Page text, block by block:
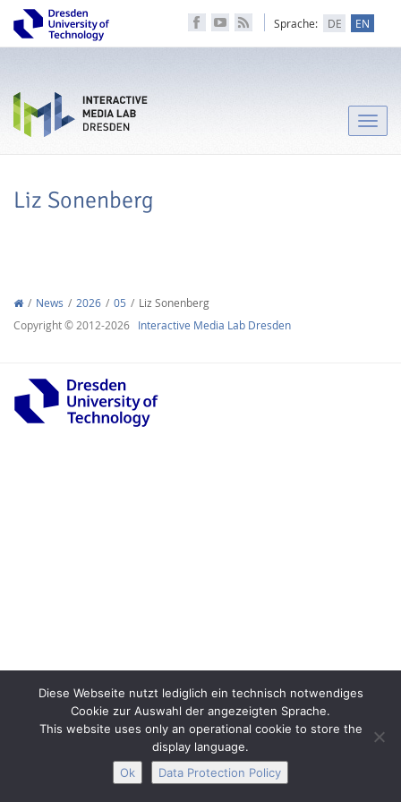
Sprache: DE EN
Toggle
Liz Sonenberg
News 2026 05
Liz Sonenberg
Copyright © 2012-2026 Interactive Media Lab Dresden
Diese Webseite nutzt lediglich ein technisch notwendiges
Cookie zur Auswahl der angezeigten Sprache.
This website uses only an operational cookie to store the
display language.
Ok
Data Protection Policy